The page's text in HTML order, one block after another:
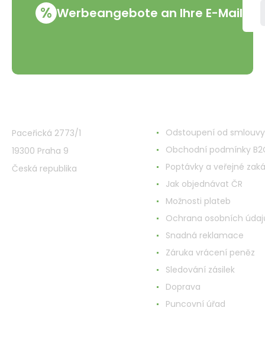
4
% Werbeangebote an Ihre E-Mail
Paceřická 2773/1
19300 Praha 9
Česká republika
Odstoupení od smlouvy
Obchodní podmínky
Poptávky a veřejné
Jak objednávat ČR
Možnosti plateb
Ochrana osobních
Snadná reklamace
Záruka vrácení peněz
Sledování zásilek
Doprava
Puncovní úřad